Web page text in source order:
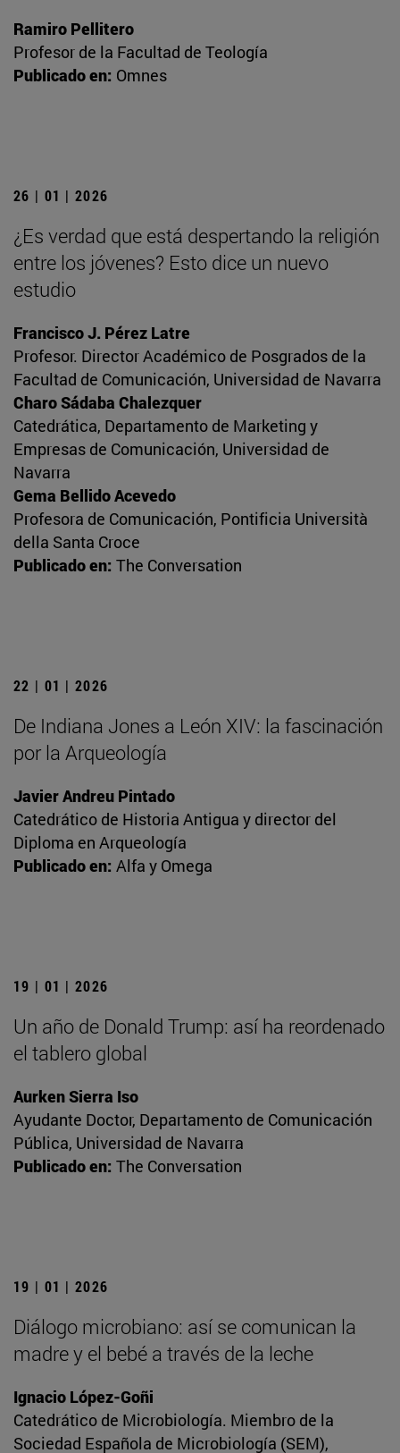
Ramiro Pellitero
Profesor de la Facultad de Teología
Publicado en: Omnes
26 | 01 | 2026
¿Es verdad que está despertando la religión
entre los jóvenes? Esto dice un nuevo
estudio
Francisco J. Pérez Latre
Profesor. Director Académico de Posgrados de la
Facultad de Comunicación, Universidad de Navarra
Charo Sádaba Chalezquer
Catedrática, Departamento de Marketing y
Empresas de Comunicación, Universidad de
Navarra
Gema Bellido Acevedo
Profesora de Comunicación, Pontificia Università
della Santa Croce
Publicado en: The Conversation
22 | 01 | 2026
De Indiana Jones a León XIV: la fascinación
por la Arqueología
Javier Andreu Pintado
Catedrático de Historia Antigua y director del
Diploma en Arqueología
Publicado en: Alfa y Omega
19 | 01 | 2026
Un año de Donald Trump: así ha reordenado
el tablero global
Aurken Sierra Iso
Ayudante Doctor, Departamento de Comunicación
Pública, Universidad de Navarra
Publicado en: The Conversation
19 | 01 | 2026
Diálogo microbiano: así se comunican la
madre y el bebé a través de la leche
Ignacio López-Goñi
Catedrático de Microbiología. Miembro de la
Sociedad Española de Microbiología (SEM),